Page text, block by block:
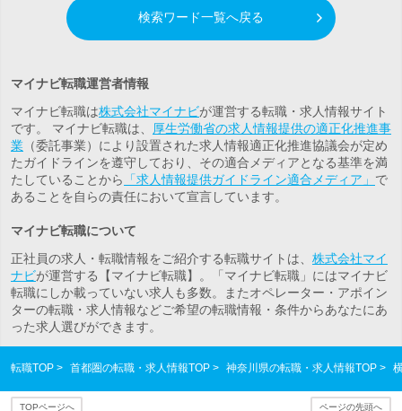
検索ワード一覧へ戻る
マイナビ転職運営者情報
マイナビ転職は株式会社マイナビが運営する転職・求人情報サイト
です。 マイナビ転職は、
厚生労働省の求人情報提供の適正化推進事
業 （委託事業）により設置された求人情報適正化推進協議会が定め
たガイドラインを遵守しており、その適合メディアとなる基準を満
たしていることから
「求人情報提供ガイドライン適合メディア」 で
あることを自らの責任において宣言しています。
マイナビ転職について
正社員の求人・転職情報をご紹介する転職サイトは、 株式会社マイ
ナビが運営する【マイナビ転職】。「マイナビ転職」にはマイナビ
転職にしか載っていない求人も多数。またオペレーター・アポイン
ターの転職・求人情報などご希望の転職情報・条件からあなたにあ
った求人選びができます。
転職TOP 首都圏の転職・求人情報TOP 神奈川県の転職・求人情報TOP
TOPページへ ページの先頭へ